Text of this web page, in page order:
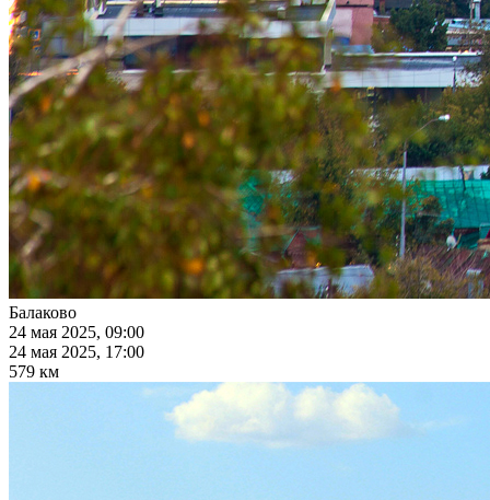
Балаково
24 мая 2025, 09:00
24 мая 2025, 17:00
579 км